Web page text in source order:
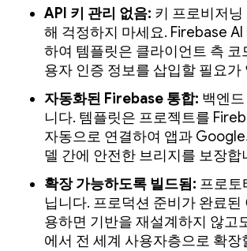
API 키 관리 없음: 키 프로비저닝
해 걱정하지 마세요. Firebase
하여 템플릿은 클라이언트 측 코
용자 인증 정보를 삽입할 필요가
자동화된 Firebase 통합: 백엔
니다. 템플릿은 프로젝트를
자동으로 연결하여 앱과
델 간에 안전한 브리지를 보장합
확장 가능하도록 빌드됨: 프로토
닙니다. 프로덕션 준비가 완료된
용하면 기반을 재설계하지 않고
에서 전 세계 사용자층으로 확장